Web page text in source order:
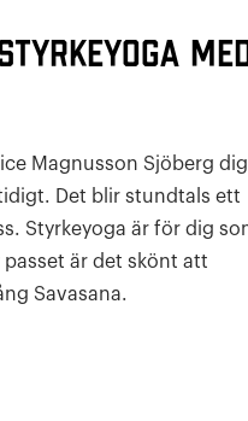
Magnusson Sjöberg dig
Det blir stundtals ett
Styrkeyoga är för dig
är det skönt att
Savasana.